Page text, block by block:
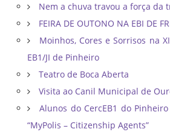
Nem a chuva travou a força da
FEIRA DE OUTONO NA EBI DE
Moinhos, Cores e Sorrisos na
EB1/JI de Pinheiro
Teatro de Boca Aberta
Visita ao Canil Municipal de
Alunos do CercEB1 do
“MyPolis – Citizenship Agents”